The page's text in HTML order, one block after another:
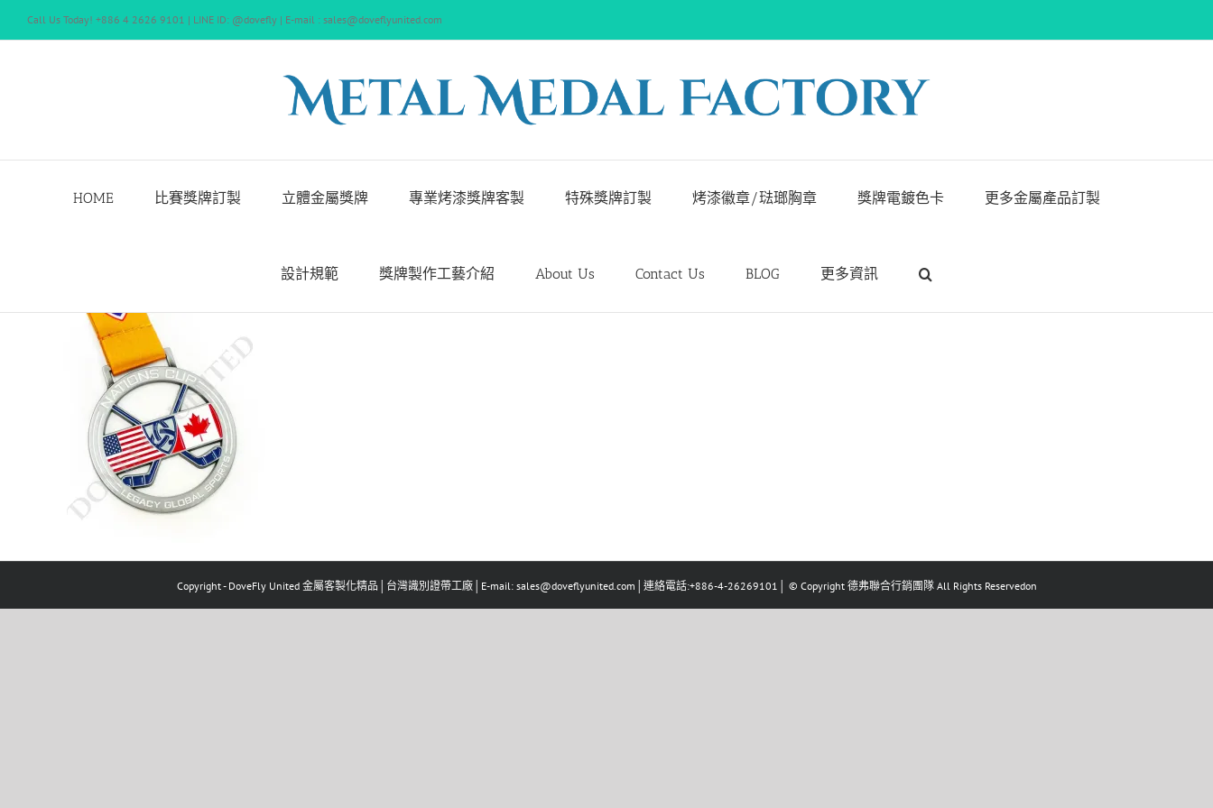
content
Call Us Today! +886 4 2626 9101 | LINE ID: @dovefly | E-mail : sales@doveflyunited.com
HOME 比賽獎牌訂製 立體金屬獎牌 專業烤漆獎牌客製 特殊獎牌訂製 烤漆徽章/琺瑯胸章 獎牌電鍍色卡 更多金屬產品訂製
設計規範 獎牌製作工藝介紹 About Us Contact Us BLOG 更多資訊
Copyright - DoveFly United 金屬客製化精品│台灣識別證帶工廠│E-mail: sales@doveflyunited.com│連絡電話:+886-4-26269101│ © Copyright 德弗聯合行銷團隊 All Rights Reservedon